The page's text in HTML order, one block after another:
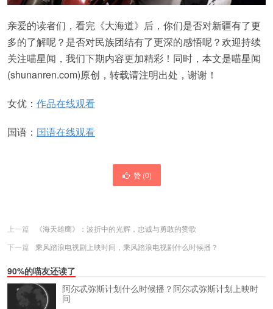
亲爱的读者们，看完《大海道》后，你们是否对新疆有了更
多的了解呢？是否对民族团结有了更深的感悟呢？欢迎持续
关注喵星闻，我们下期内容更加精彩！同时，本文是喵星闻
(shunanren.com)原创，转载请注明出处，谢谢！
女优： 作品在线观看
国语： 国语在线观看
赞 (0)
上一篇
《海天雄鹰》：波折中的光辉，忠诚与勇敢的赞歌
下一篇
乘风踏浪电视剧上映时间，乘风踏浪电视剧什么时候播？
90%的喵友还读了
阿尔忒弥斯计划什么时候播？阿尔忒弥斯计划上映时
间